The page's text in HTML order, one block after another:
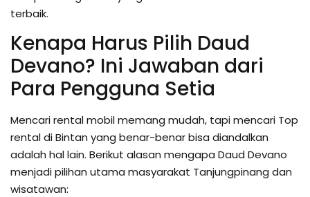
terbaik.
Kenapa Harus Pilih Daud
Devano? Ini Jawaban dari
Para Pengguna Setia
Mencari rental mobil memang mudah, tapi mencari Top
rental di Bintan yang benar-benar bisa diandalkan
adalah hal lain. Berikut alasan mengapa Daud Devano
menjadi pilihan utama masyarakat Tanjungpinang dan
wisatawan: